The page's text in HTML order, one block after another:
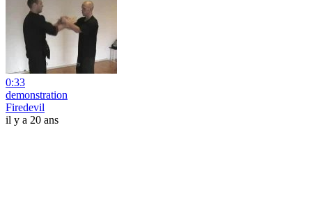
0:33
demonstration
Firedevil
il y a 20 ans